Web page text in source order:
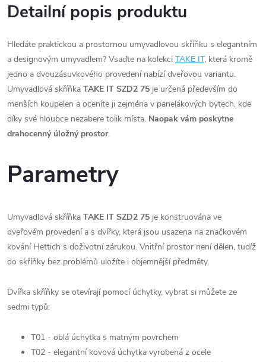
Detailní popis produktu
Hledáte praktickou a prostornou umyvadlovou skříňku s elegantním
a designovým umyvadlem? Vsaďte na kolekci TAKE IT, která kromě
jedno a dvouzásuvkového provedení nabízí dveřovou variantu.
Umyvadlová skříňka TAKE IT SZD2 75 je určená především do
menších koupelen a oceníte ji zejména v panelákových bytech, kde
díky své hloubce nezabere tolik místa. Naopak vám poskytne
drahocenný úložný prostor.
Parametry
Umyvadlová skříňka TAKE IT SZD2 75 je konstruována ve
dveřovém provedení a s dvířky, která jsou usazena na značkovém
kování Hettich s doživotní zárukou. Vnitřní prostor není dělen, tudíž
do skříňky bez problémů uložíte i objemnější předměty.
Dvířka skříňky se otevírají pomocí úchytky, vybrat si můžete ze
sedmi typů:
T01 - oblá úchytka s matným povrchem
T02 - elegantní kovová úchytka vyrobená z ocele